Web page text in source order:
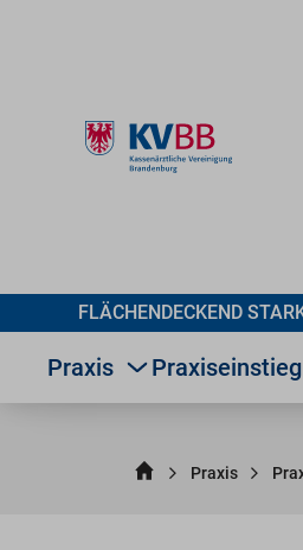
FLÄCHENDECKEND
Praxis Praxiseinstieg
Praxis